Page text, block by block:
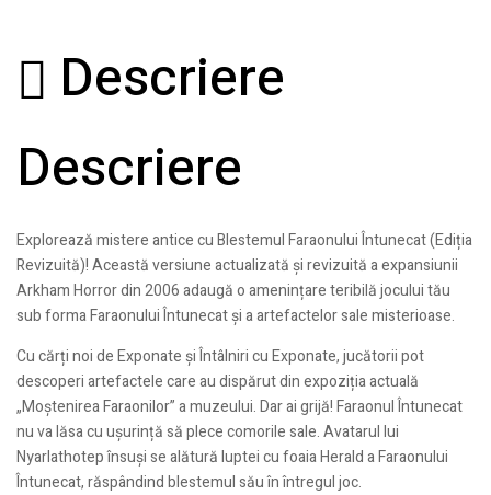
Descriere
Descriere
Explorează mistere antice cu Blestemul Faraonului Întunecat (Ediția
Revizuită)! Această versiune actualizată și revizuită a expansiunii
Arkham Horror din 2006 adaugă o amenințare teribilă jocului tău
sub forma Faraonului Întunecat și a artefactelor sale misterioase.
Cu cărți noi de Exponate și Întâlniri cu Exponate, jucătorii pot
descoperi artefactele care au dispărut din expoziția actuală
„Moștenirea Faraonilor” a muzeului. Dar ai grijă! Faraonul Întunecat
nu va lăsa cu ușurință să plece comorile sale. Avatarul lui
Nyarlathotep însuși se alătură luptei cu foaia Herald a Faraonului
Întunecat, răspândind blestemul său în întregul joc.